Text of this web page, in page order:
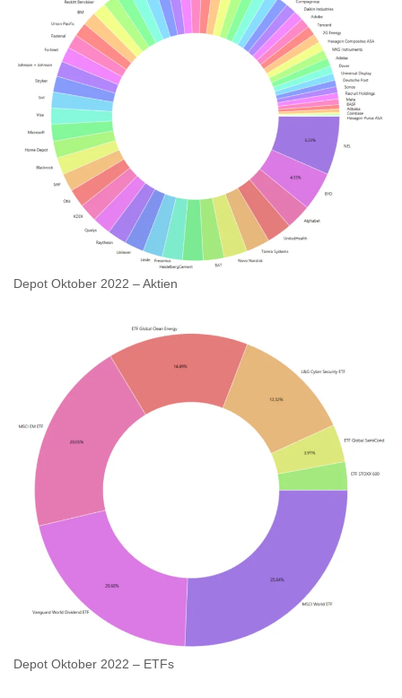
Depot Oktober 2022 – Aktien
Depot Oktober 2022 – ETFs